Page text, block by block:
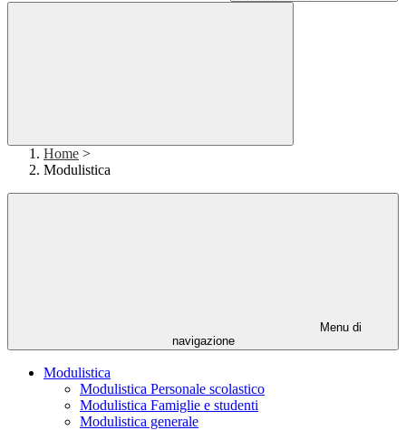
Home >
Modulistica
Menu di
navigazione
Modulistica
Modulistica Personale scolastico
Modulistica Famiglie e studenti
Modulistica generale